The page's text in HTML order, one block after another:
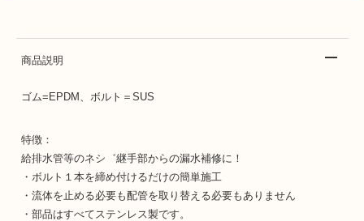
商品説明
ゴム=EPDM、ボルト＝SUS
特徴：
給排水管等のネシ゛継手部からの漏水補修に！
・ボルト１本を締め付けるだけの簡単施工
・流体を止める必要も配管を取り替える必要もありません
・部品はすべてステンレス製です。